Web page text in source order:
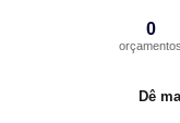
0
orçamentos
Dê